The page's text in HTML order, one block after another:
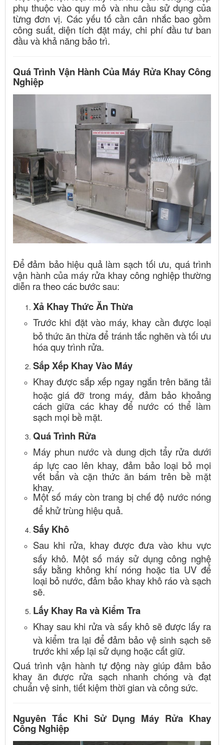
phụ thuộc vào quy mô và nhu cầu sử dụng của
từng đơn vị. Các yếu tố cần cân nhắc bao gồm
công suất, diện tích đặt máy, chi phí đầu tư ban
đầu và khả năng bảo trì.
Quá Trình Vận Hành Của Máy Rửa Khay Công
Nghiệp
Để đảm bảo hiệu quả làm sạch tối ưu, quá trình
vận hành của máy rửa khay công nghiệp thường
diễn ra theo các bước sau:
Xả Khay Thức Ăn Thừa
Trước khi đặt vào máy, khay cần được loại
bỏ thức ăn thừa để tránh tắc nghẽn và tối ưu
hóa quy trình rửa.
Sắp Xếp Khay Vào Máy
Khay được sắp xếp ngay ngắn trên băng tải
hoặc giá đỡ trong máy, đảm bảo khoảng
cách giữa các khay để nước có thể làm
sạch mọi bề mặt.
Quá Trình Rửa
Máy phun nước và dung dịch tẩy rửa dưới
áp lực cao lên khay, đảm bảo loại bỏ mọi
vết bẩn và cặn thức ăn bám trên bề mặt
khay.
Một số máy còn trang bị chế độ nước nóng
để khử trùng hiệu quả.
Sấy Khô
Sau khi rửa, khay được đưa vào khu vực
sấy khô. Một số máy sử dụng công nghệ
sấy bằng không khí nóng hoặc tia UV để
loại bỏ nước, đảm bảo khay khô ráo và sạch
sẽ.
Lấy Khay Ra và Kiểm Tra
Khay sau khi rửa và sấy khô sẽ được lấy ra
và kiểm tra lại để đảm bảo vệ sinh sạch sẽ
trước khi xếp lại sử dụng hoặc cất giữ.
Quá trình vận hành tự động này giúp đảm bảo
khay ăn được rửa sạch nhanh chóng và đạt
chuẩn vệ sinh, tiết kiệm thời gian và công sức.
Nguyên Tắc Khi Sử Dụng Máy Rửa Khay
Công Nghiệp